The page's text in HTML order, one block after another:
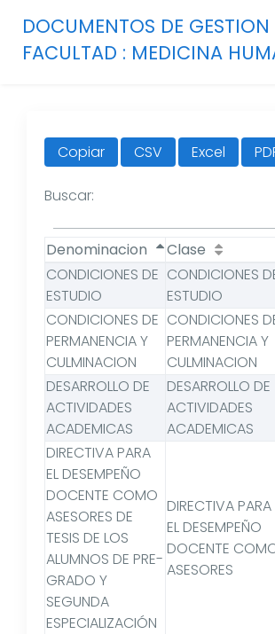
DOCUMENTOS DE
FACULTAD : MEDICINA
Copiar CSV Excel
Buscar:
Denominacion Clase
CONDICIONES DE
ESTUDIO
CONDICIONES
ESTUDIO
CONDICIONES DE
PERMANENCIA Y
CULMINACION
CONDICIONES
PERMANENCIA Y
CULMINACION
DESARROLLO DE
ACTIVIDADES
ACADEMICAS
DESARROLLO DE
ACTIVIDADES
ACADEMICAS
DIRECTIVA PARA
EL DESEMPEÑO
DOCENTE COMO
ASESORES DE
TESIS DE LOS
ALUMNOS DE PRE-
GRADO Y
SEGUNDA
ESPECIALIZACIÓN
DIRECTIVA PARA
EL DESEMPEÑO
DOCENTE
ASESORES